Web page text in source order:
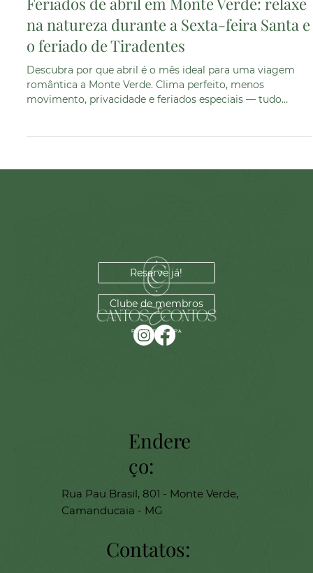
Feriados de abril em Monte Verde: relaxe
na natureza durante a Sexta-feira Santa e
o feriado de Tiradentes
Descubra por que abril é o mês ideal para uma viagem
romântica a Monte Verde. Clima perfeito, menos
combinado com o aconchego da Pousada e Spa Cantos e
Reserve já!
Clube de membros
Endere
ço:
Rua Pau Brasil, 801 - Monte Verde,